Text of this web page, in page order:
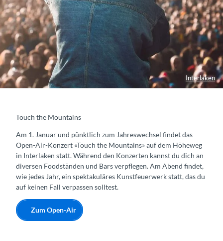
Interlaken
Touch the Mountains
Am 1. Januar und pünktlich zum Jahreswechsel findet das
Open-Air-Konzert «Touch the Mountains» auf dem Höheweg
in Interlaken statt. Während den Konzerten kannst du dich an
diversen Foodständen und Bars verpflegen. Am Abend findet,
wie jedes Jahr, ein spektakuläres Kunstfeuerwerk statt, das du
auf keinen Fall verpassen solltest.
Zum Open-Air